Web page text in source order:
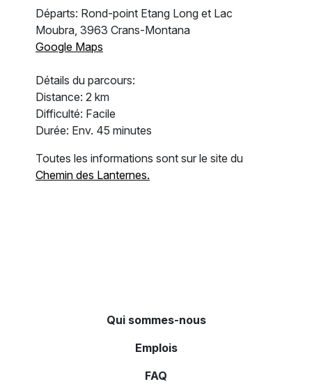
Départs: Rond-point Etang Long et Lac
Moubra, 3963 Crans-Montana
Google Maps
Détails du parcours:
Distance: 2 km
Difficulté: Facile
Durée: Env. 45 minutes
Toutes les informations sont sur le site du
Chemin des Lanternes.
Qui sommes-nous
Emplois
FAQ